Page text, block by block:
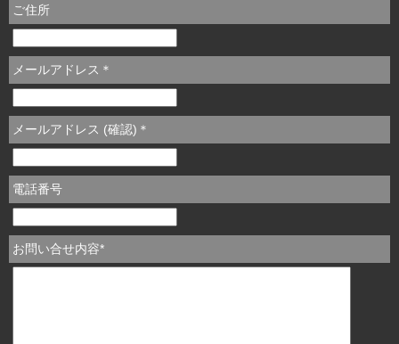
ご住所
メールアドレス ＊
メールアドレス (確認) ＊
電話番号
お問い合せ内容*